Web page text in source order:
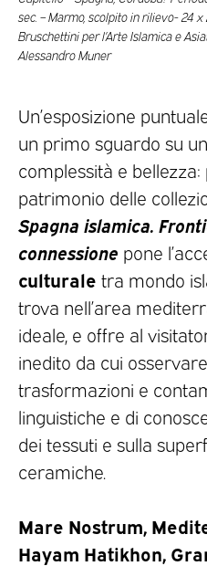
sec. – Marmo, scolpito in rilievo- 24
Bruschettini per l’Arte Islamica e
Alessandro Muner
Un’esposizione
un primo sguardo su
complessità e
patrimonio delle
Spagna islamica.
connessione pone
culturale tra mondo
trova nell’area
ideale, e offre al
inedito da cui
trasformazioni e
linguistiche e di
dei tessuti e sulla
ceramiche.
Mare Nostrum,
Hayam Hatikhon,